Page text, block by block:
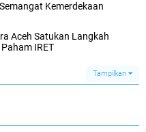
Kemerdekaan
Aceh Satukan Langkah
IRET
Tampilkan